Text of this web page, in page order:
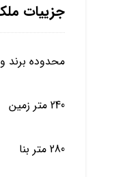
جزییات
محدوده برند
240 متر زمین
280 متر بنا